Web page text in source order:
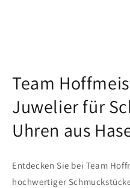
Team
Juwelier für
Uhren aus
Entdecken Sie bei Team
hochwertiger